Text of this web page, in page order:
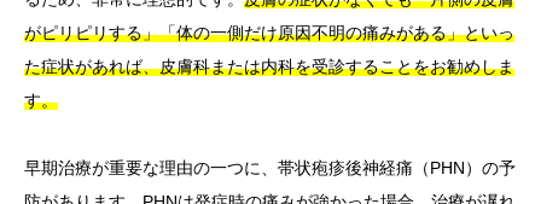
がピリピリする」「体の一側だけ原因不明の痛みがある」といっ
た症状があれば、皮膚科または内科を受診することをお勧めしま
す。
早期治療が重要な理由の一つに、帯状疱疹後神経痛（PHN）の予